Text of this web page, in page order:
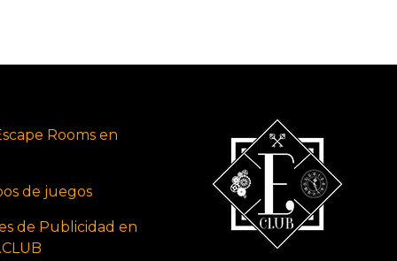
Rooms en
de juegos
de Publicidad en